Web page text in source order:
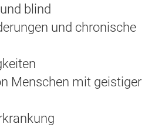
blind
und chronische
Menschen mit geistiger